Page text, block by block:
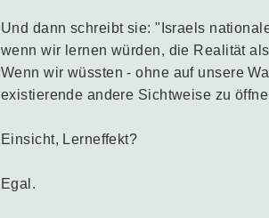
Und dann schreibt sie: "Israels
wenn wir lernen würden, die Realität
Wenn wir wüssten - ohne auf unsere
existierende andere Sichtweise zu
Einsicht, Lerneffekt?
Egal.